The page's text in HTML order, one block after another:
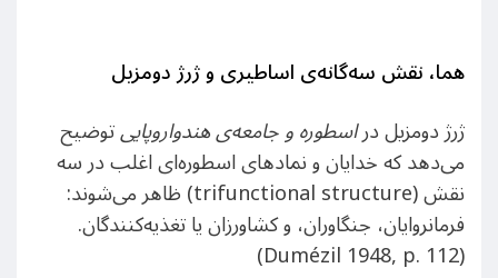
هما، نقش سه‌گانه‌ی اساطیری و ژرژ دومزیل
ژرژ دومزیل دراسطوره و جامعه‌ی هندواروپاییتوضیح
می‌دهد که خدایان و نمادهای اسطوره‌ای اغلب در سه
نقش (trifunctional structure) ظاهر می‌شوند:
فرمانروایان، جنگاوران، و کشاورزان یا تغذیه‌کنندگان.
(Dumézil 1948, p. 112)